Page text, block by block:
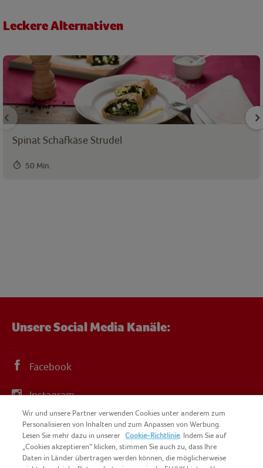
Leckere Alternativen
Spinat Schafkäse Strudel
50 Min.
Unsere Social Media Kanäle:
Facebook
Instagram
YouTube
Wir und unsere Partner verwenden Cookies unter anderem zum
Personalisieren von Inhalten und zum Anpassen von Werbung.
Lesen Sie mehr dazu in unserer Cookie-Richtlinie. Indem Sie auf
„Cookies akzeptieren“ klicken, stimmen Sie auch zu, dass Ihre
Daten in Länder übertragen werden können, die möglicherweise